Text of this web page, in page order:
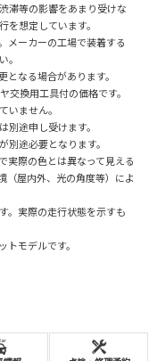
滞等の影響をあまり受けな
想定しています。
メーカーの工場で装着する
。
なる場合があります。
換用工具付の価格です。
ません。
途申し受けます。
途必要となります。
実際の色とは異なって見える
（屋内外、光の角度等）によ
。実際の走行状態を示すも
モデルです。